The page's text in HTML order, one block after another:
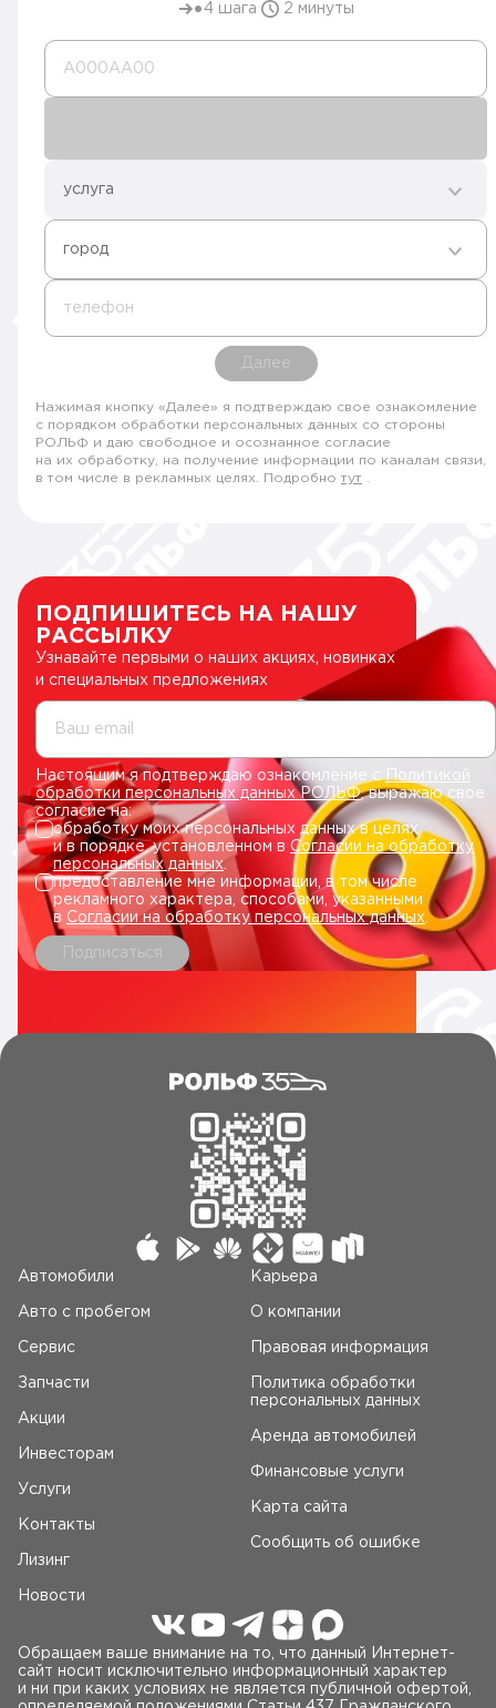
4 шага 2 минуты
А000AA00
услуга
город
телефон
Далее
Нажимая кнопку «Далее» я подтверждаю свое ознакомление
с порядком обработки персональных данных со стороны
РОЛЬФ и даю свободное и осознанное согласие
на их обработку, на получение информации по каналам связи,
в том числе в рекламных целях. Подробно тут
ПОДПИШИТЕСЬ НА НАШУ
РАССЫЛКУ
Узнавайте первыми о наших акциях, новинках
и специальных предложениях
Ваш email
Настоящим я подтверждаю ознакомление сПолитикой
обработки персональных данных РОЛЬФ, выражаю свое
согласие на:
обработку моих персональных данных в целях
и в порядке, установленном в Согласии на обработку
персональных данных.
предоставление мне информации, в том числе
рекламного характера, способами, указанными
в Согласии на обработку персональных данных
Подписаться
Автомобили
Авто c пробегом
Сервис
Запчасти
Акции
Инвесторам
Услуги
Контакты
Лизинг
Новости
Карьера
О компании
Правовая информация
Политика обработки
персональных данных
Аренда автомобилей
Финансовые услуги
Карта сайта
Сообщить об ошибке
Обращаем ваше внимание на то, что данный Интернет-
сайт носит исключительно информационный характер
и ни при каких условиях не является публичной офертой,